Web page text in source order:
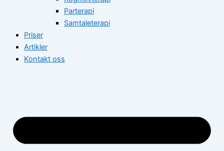
Parterapi
Samtaleterapi
Priser
Artikler
Kontakt oss